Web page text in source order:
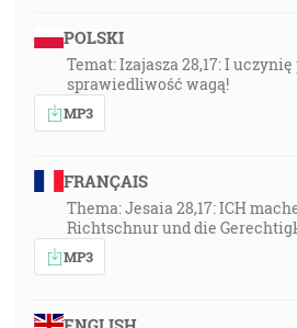
POLSKI
Temat: Izajasza 28,17: I
sprawiedliwość wagą!
MP3
FRANÇAIS
Thema: Jesaia 28,17: ICH
Richtschnur und die
MP3